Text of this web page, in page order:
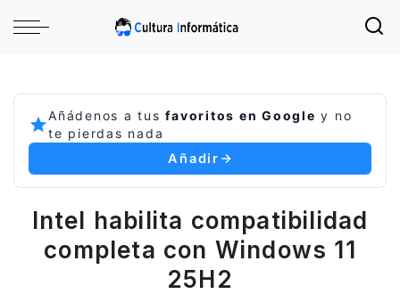
Añádenos a tusfavoritos en Google y no
te pierdas nada
Añadir
Intel habilita compatibilidad
completa con Windows 11
25H2